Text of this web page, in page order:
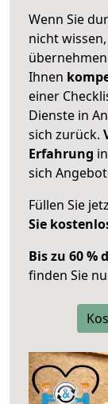
Wenn Sie
nicht
Ihnen
einer
Dienste in
sich zurück.
Erfahrung
sich
Füllen Sie
Sie
Bis zu 60 %
finden Sie